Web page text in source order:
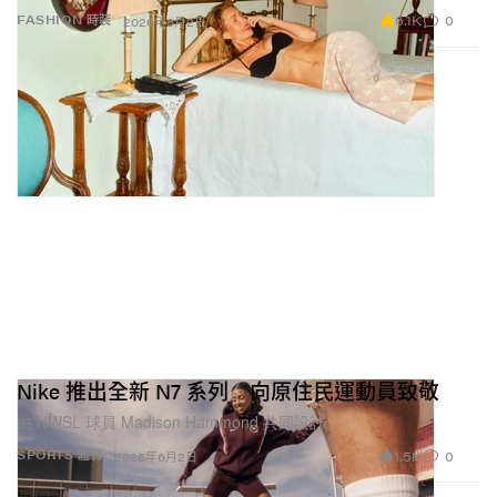
FASHION 時裝 2026年6月2日 6.1K 0
SPORTS 體育
Nike 推出全新 N7 系列 向原住民運動員致敬
由 NWSL 球員 Madison Hammond 共同設計。
2026年6月2日 1.5K 0